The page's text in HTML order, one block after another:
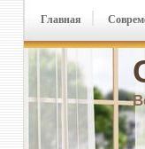
Главная